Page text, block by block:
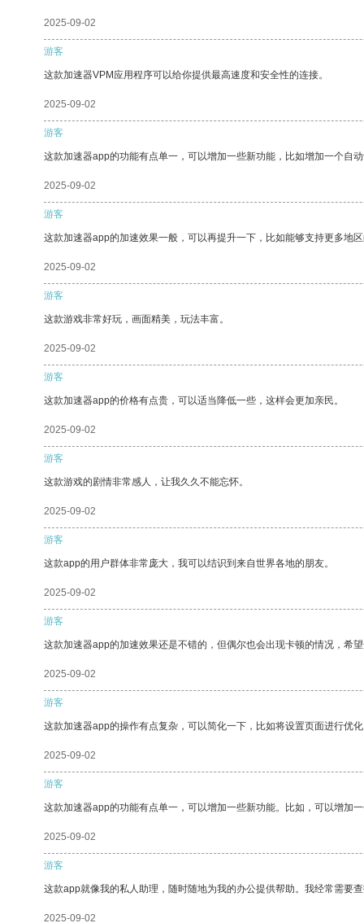
2025-09-02
游客
这款加速器VPM应用程序可以给你提供最高速度和安全性的连接。
2025-09-02
游客
这款加速器app的功能有点单一，可以增加一些新功能，比如增加一个自动
2025-09-02
游客
这款加速器app的加速效果一般，可以再提升一下，比如能够支持更多地区
2025-09-02
游客
这款游戏非常好玩，画面精美，玩法丰富。
2025-09-02
游客
这款加速器app的价格有点贵，可以适当降低一些，这样会更加亲民。
2025-09-02
游客
这款游戏的剧情非常感人，让我久久不能忘怀。
2025-09-02
游客
这款app的用户群体非常庞大，我可以结识到来自世界各地的朋友。
2025-09-02
游客
这款加速器app的加速效果还是不错的，但偶尔也会出现卡顿的情况，希望
2025-09-02
游客
这款加速器app的操作有点复杂，可以简化一下，比如将设置页面进行优化
2025-09-02
游客
这款加速器app的功能有点单一，可以增加一些新功能。比如，可以增加
2025-09-02
游客
这款app就像我的私人助理，随时随地为我的办公提供帮助。我经常需要
2025-09-02